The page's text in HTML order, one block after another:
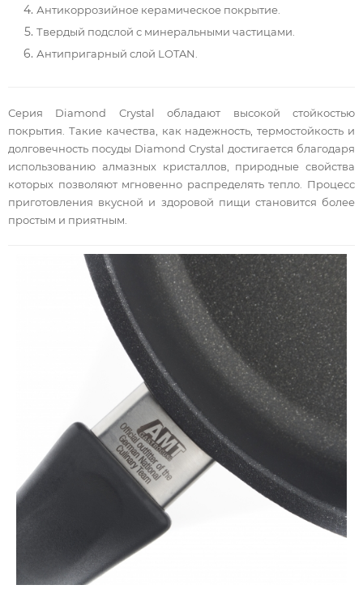
Антикоррозийное керамическое покрытие.
Твердый подслой с минеральными частицами.
Антипригарный слой LOTAN.
Серия Diamond Crystal обладают высокой стойкостью
покрытия. Такие качества, как надежность, термостойкость и
долговечность посуды Diamond Crystal достигается благодаря
использованию алмазных кристаллов, природные свойства
которых позволяют мгновенно распределять тепло. Процесс
приготовления вкусной и здоровой пищи становится более
простым и приятным.